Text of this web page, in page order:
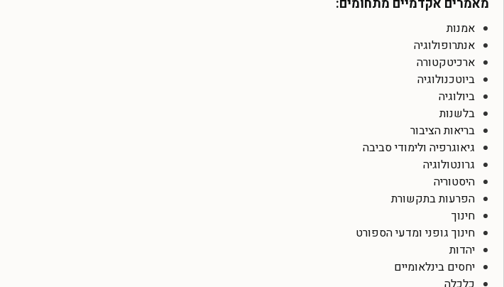
מאמרים אקדמיים מתחומים:
אמנות
אנתרופולוגיה
ארכיטקטורה
ביוטכנולוגיה
ביולוגיה
בלשנות
בריאות הציבור
גיאוגרפיה ולימודי סביבה
גרונטולוגיה
היסטוריה
הפרעות בתקשורת
חינוך
חינוך גופני ומדעי הספורט
יהדות
יחסים בינלאומיים